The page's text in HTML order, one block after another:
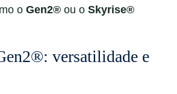
o Gen2® ou o Skyrise®
versatilidade e